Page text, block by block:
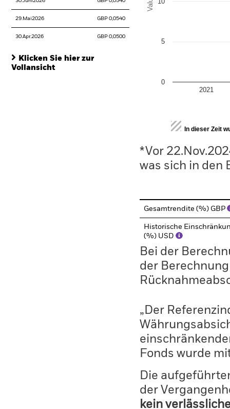
29.Mai2026 GBP 0,0540
30.Apr.2026 GBP 0,0500
Klicken Sie hier zur
Vollansicht
2021
0
5
End of interactive chart.
In dieser Zeit
*Vor
was sich in den
Gesamtrendite (%) GBP
Historische
(%) USD
Bei der
der
„Der
Fonds wurde
Die
der
kein